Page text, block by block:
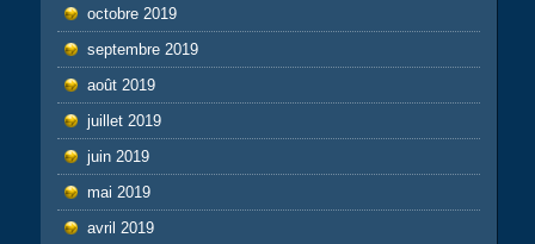
octobre 2019
septembre 2019
août 2019
juillet 2019
juin 2019
mai 2019
avril 2019